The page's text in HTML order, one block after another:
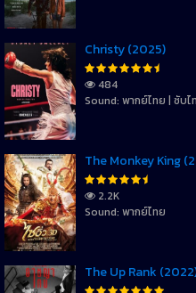
Christy (2025)
484
Sound: พากย์ไทย | ซับไ
The Monkey King
2.2K
Sound: พากย์ไทย
The Up Rank